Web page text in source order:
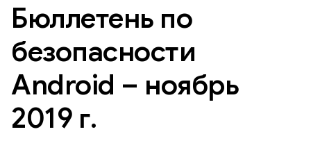
Бюллетень по
безопасности
Android – ноябрь
2019 г.